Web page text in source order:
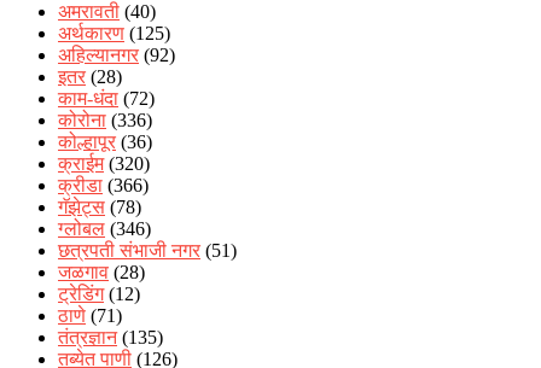
अमरावती (40)
अर्थकारण (125)
अहिल्यानगर (92)
इतर (28)
काम-धंदा (72)
कोरोना (336)
कोल्हापूर (36)
क्राईम(320)
क्रीडा (366)
गॅझेट्स (78)
ग्लोबल (346)
छत्रपती संभाजी नगर (51)
जळगाव (28)
ट्रेडिंग(12)
ठाणे (71)
तंत्रज्ञान(135)
तब्येत पाणी (126)